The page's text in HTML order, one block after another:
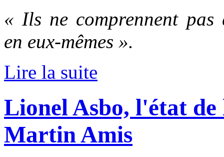
« Ils ne comprennent pas
en eux-mêmes ».
Lire la suite
Lionel Asbo, l'état
Martin Amis